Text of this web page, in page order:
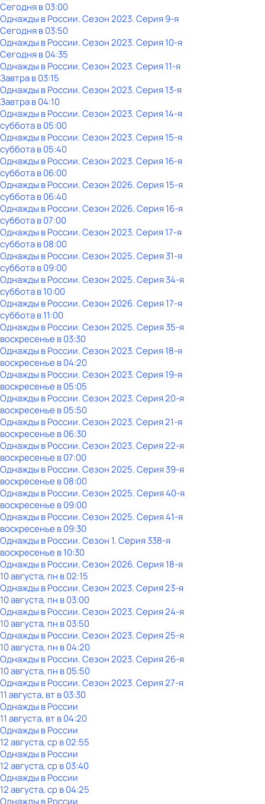
Сегодня в 03:00
Однажды в России. Сезон 2023. Серия 9-я
Сегодня в 03:50
Однажды в России. Сезон 2023. Серия 10-я
Сегодня в 04:35
Однажды в России. Сезон 2023. Серия 11-я
Завтра в 03:15
Однажды в России. Сезон 2023. Серия 13-я
Завтра в 04:10
Однажды в России. Сезон 2023. Серия 14-я
субботав05:00
Однажды в России. Сезон 2023. Серия 15-я
субботав05:40
Однажды в России. Сезон 2023. Серия 16-я
субботав06:00
Однажды в России. Сезон 2026. Серия 15-я
субботав06:40
Однажды в России. Сезон 2026. Серия 16-я
субботав07:00
Однажды в России. Сезон 2023. Серия 17-я
субботав08:00
Однажды в России. Сезон 2025. Серия 31-я
субботав09:00
Однажды в России. Сезон 2025. Серия 34-я
субботав10:00
Однажды в России. Сезон 2026. Серия 17-я
субботав11:00
Однажды в России. Сезон 2025. Серия 35-я
воскресенье в03:30
Однажды в России. Сезон 2023. Серия 18-я
воскресенье в04:20
Однажды в России. Сезон 2023. Серия 19-я
воскресенье в05:05
Однажды в России. Сезон 2023. Серия 20-я
воскресенье в05:50
Однажды в России. Сезон 2023. Серия 21-я
воскресенье в06:30
Однажды в России. Сезон 2023. Серия 22-я
воскресенье в07:00
Однажды в России. Сезон 2025. Серия 39-я
воскресенье в08:00
Однажды в России. Сезон 2025. Серия 40-я
воскресенье в09:00
Однажды в России. Сезон 2025. Серия 41-я
воскресенье в09:30
Однажды в России. Сезон 1. Серия 338-я
воскресенье в10:30
Однажды в России. Сезон 2026. Серия 18-я
10 августа, пн в 02:15
Однажды в России. Сезон 2023. Серия 23-я
10 августа, пн в 03:00
Однажды в России. Сезон 2023. Серия 24-я
10 августа, пн в 03:50
Однажды в России. Сезон 2023. Серия 25-я
10 августа, пн в 04:20
Однажды в России. Сезон 2023. Серия 26-я
10 августа, пн в 05:50
Однажды в России. Сезон 2023. Серия 27-я
11 августа, вт в 03:30
Однажды в России
11 августа, вт в 04:20
Однажды в России
12 августа, ср в 02:55
Однажды в России
12 августа, ср в 03:40
Однажды в России
12 августа, ср в 04:25
Однажды в России